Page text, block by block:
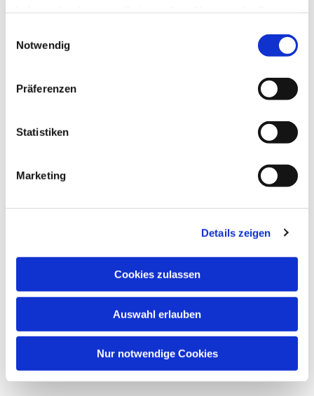
Notwendig
Präferenzen
Statistiken
Marketing
Details zeigen
Cookies zulassen
Auswahl erlauben
Nur notwendige Cookies
Sonntag, 19. Juli 2026, 10:30 - 11:30
Hupfeldstr. 21, 34121 Kassel
Prädikant Lutz Geydan